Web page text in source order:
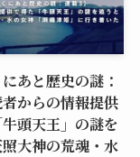
にあと歴史の謎：
からの情報提供
頭天王」の謎を
大神の荒魂・水